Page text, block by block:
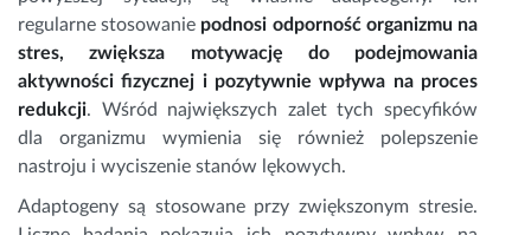
regularne stosowanie podnosi odporność organizmu na
stres, zwiększa motywację do podejmowania
aktywności fizycznej i pozytywnie wpływa na proces
redukcji. Wśród największych zalet tych specyfików
dla organizmu wymienia się również polepszenie
nastroju i wyciszenie stanów lękowych.
Adaptogeny są stosowane przy zwiększonym stresie.